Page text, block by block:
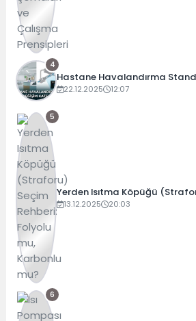
4
Hastane Havalandırma
Değişim Katsayıları ve Basınç
22.12.2025 12:07
5
Yerden Isıtma Köpüğü
Folyolu mu, Karbonlu mu?
13.12.2025 20:03
6